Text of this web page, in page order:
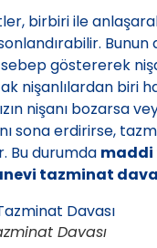
birbiri ile
Bunun
göstererek
nişanlılardan biri
nişanı bozarsa
sona erdirirse,
Bu durumda
tazminat
Davası